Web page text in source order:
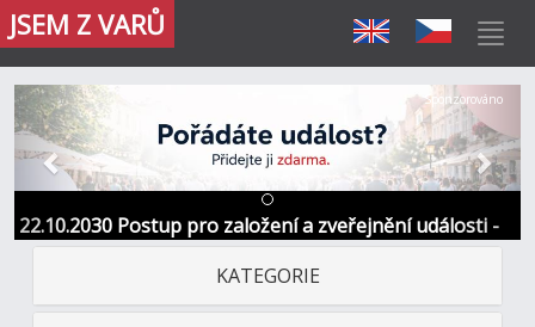
JSEM Z VARŮ
22.10.2030 Postup pro založení a zveřejnění události -
Informace / kontakt
Předchozí Další
Sponzorováno
KATEGORIE